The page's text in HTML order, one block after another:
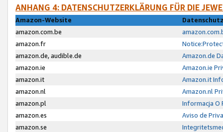
ANHANG 4: DATENSCHUTZERKLÄRUNG FÜR DIE
Amazon-Website
amazon.com.be
amazon.fr
amazon.de, audible.de
Amazon.de
amazon.ie
Amazon.ie
amazon.it
Amazon.it
amazon.nl
Amazon.nl
amazon.pl
Informacja O
amazon.es
Aviso de
amazon.se